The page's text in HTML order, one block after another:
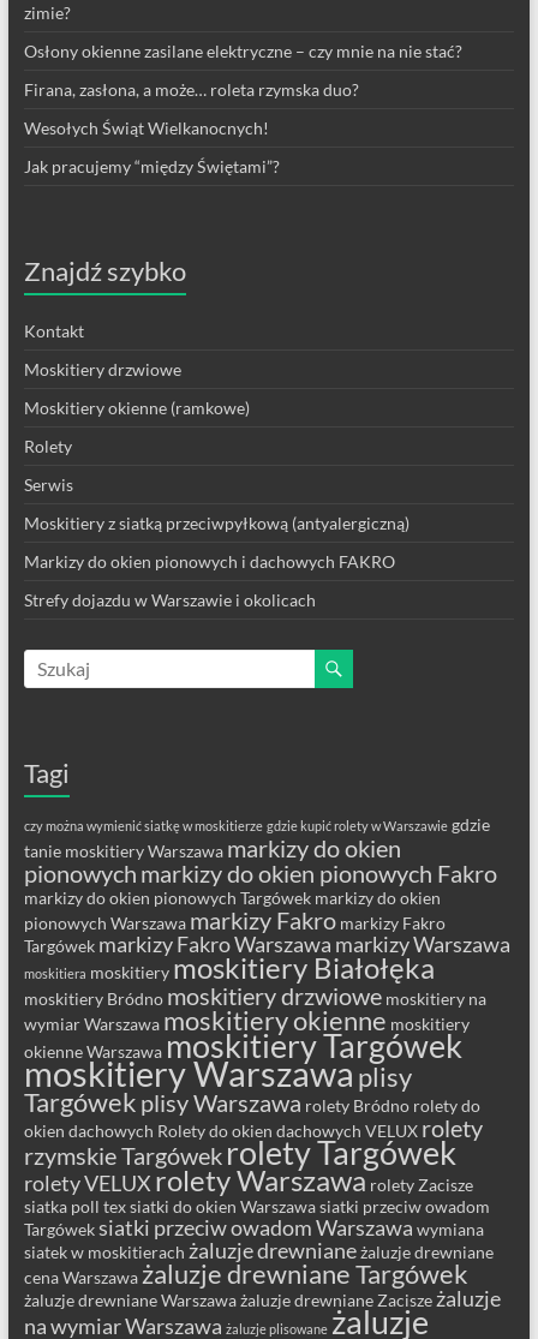
zimie?
Osłony okienne zasilane elektryczne – czy mnie na nie stać?
Firana, zasłona, a może… roleta rzymska duo?
Wesołych Świąt Wielkanocnych!
Jak pracujemy “między Świętami”?
Znajdź szybko
Kontakt
Moskitiery drzwiowe
Moskitiery okienne (ramkowe)
Rolety
Serwis
Moskitiery z siatką przeciwpyłkową (antyalergiczną)
Markizy do okien pionowych i dachowych FAKRO
Strefy dojazdu w Warszawie i okolicach
Tagi
czy można wymienić siatkę w moskitierze gdzie kupić rolety w Warszawie gdzie
tanie moskitiery Warszawa markizy do okien
pionowych markizy do okien pionowych Fakro
markizy do okien pionowych Targówek markizy do okien
pionowych Warszawa markizy Fakro markizy Fakro
Targówek markizy Fakro Warszawa markizy Warszawa
moskitiera moskitiery moskitiery Białołęka
moskitiery Bródno moskitiery drzwiowe moskitiery na
wymiar Warszawa moskitiery okienne moskitiery
okienne Warszawa moskitiery Targówek
moskitiery Warszawa plisy
Targówek plisy Warszawa rolety Bródno rolety do
okien dachowych Rolety do okien dachowych VELUX rolety
rzymskie Targówek rolety Targówek
rolety VELUX rolety Warszawa rolety Zacisze
siatka poll texsiatki do okien Warszawasiatki przeciw owadom
Targóweksiatki przeciw owadom Warszawa wymiana
siatek w moskitierach żaluzje drewnianeżaluzje drewniane
cena Warszawa żaluzje drewniane Targówek
żaluzje drewniane Warszaważaluzje drewniane Zacisze żaluzje
na wymiar Warszawa żaluzje plisowane żaluzje